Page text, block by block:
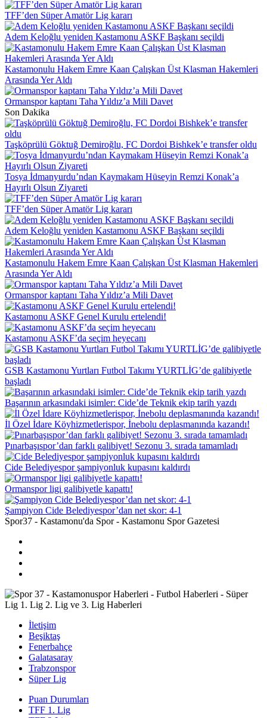
TFF’den Süper Amatör Lig kararı
Adem Keloğlu yeniden Kastamonu ASKF Başkanı seçildi
Kastamonulu Hakem Emre Kaan Çalışkan Üst Klasman Hakemleri
Arasında Yer Aldı
Ormanspor kaptanı Taha Yıldız’a Mili Davet
Son Dakika
Taşköprülü Göktuğ Demiroğlu, FC Dordoi Bishkek’e transfer oldu
Tosya İdmanyurdu’ndan Kaymakam Hüseyin Remzi Konak’a
Hayırlı Olsun Ziyareti
TFF’den Süper Amatör Lig kararı
Adem Keloğlu yeniden Kastamonu ASKF Başkanı seçildi
Kastamonulu Hakem Emre Kaan Çalışkan Üst Klasman Hakemleri
Arasında Yer Aldı
Ormanspor kaptanı Taha Yıldız’a Mili Davet
Kastamonu ASKF Genel Kurulu ertelendi!
Kastamonu ASKF’da seçim heyecanı
GSB Kastamonu Yurtları Futbol Takımı YURTLİG’de galibiyetle
başladı
Başarının arkasındaki isimler: Cide’de Teknik ekip tarih yazdı
İl Özel İdare Köyhizmetlerispor, İnebolu deplasmanında kazandı!
Pınarbaşıspor’dan farklı galibiyet! Sezonu 3. sırada tamamladı
Cide Belediyespor şampiyonluk kupasını kaldırdı
Ormanspor ligi galibiyetle kapattı!
Şampiyon Cide Belediyespor’dan net skor: 4-1
Spor37 - Kastamonu'da Spor - Kastamonu Spor Gazetesi
İletişim
Beşiktaş
Fenerbahçe
Galatasaray
Trabzonspor
Süper Lig
Puan Durumları
TFF 1. Lig